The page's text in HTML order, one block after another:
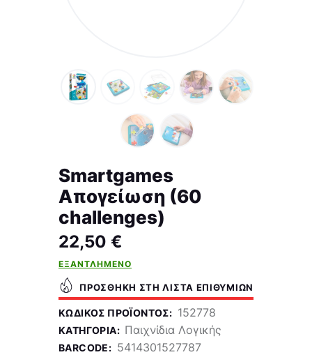
Smartgames
Απογείωση (60
challenges)
22,50 €
ΕΞΑΝΤΛΗΜΈΝΟ
ΠΡΟΣΘΉΚΗ ΣΤΗ ΛΊΣΤΑ ΕΠΙΘΥΜΙΏΝ
ΚΩΔΙΚΌΣ ΠΡΟΪΌΝΤΟΣ: 152778
ΚΑΤΗΓΟΡΊΑ: Παιχνίδια Λογικής
BARCODE: 5414301527787